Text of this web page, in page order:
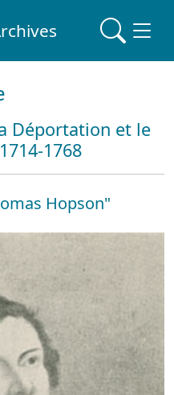
Déportation et le
1768
Hopson"